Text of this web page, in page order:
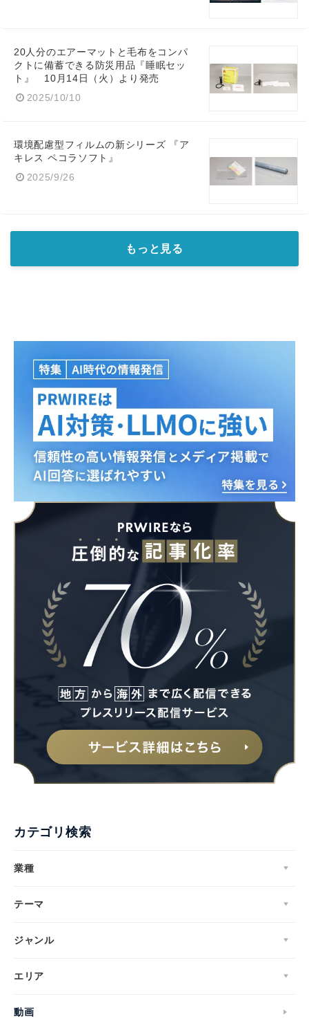
20人分のエアーマットと毛布をコンパ
クトに備蓄できる防災用品『睡眠セッ
ト』 10月14日（火）より発売
2025/10/10
環境配慮型フィルムの新シリーズ 『ア
キレス ペコラソフト』
2025/9/26
もっと見る
カテゴリ検索
業種
テーマ
ジャンル
エリア
動画